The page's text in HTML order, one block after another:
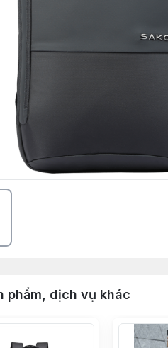
phẩm, dịch vụ khác